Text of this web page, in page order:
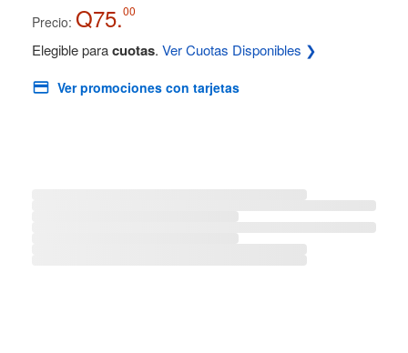
Precio: Q75.00
Elegible paracuotas. Ver Cuotas Disponibles ❯
Ver promociones con tarjetas